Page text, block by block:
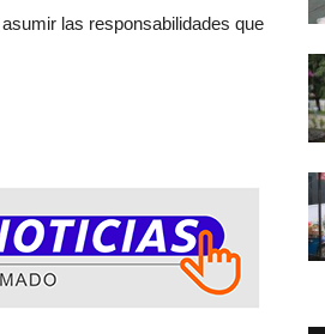
las responsabilidades que